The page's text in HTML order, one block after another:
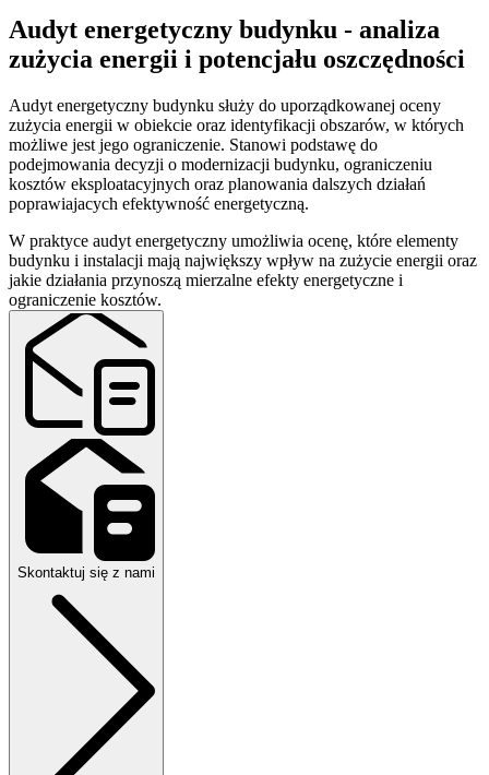
Audyt energetyczny budynku - analiza
zużycia energii i potencjału oszczędności
Audyt energetyczny budynku służy do uporządkowanej oceny
zużycia energii w obiekcie oraz identyfikacji obszarów, w których
możliwe jest jego ograniczenie. Stanowi podstawę do
podejmowania decyzji o modernizacji budynku, ograniczeniu
kosztów eksploatacyjnych oraz planowania dalszych działań
poprawiajacych efektywność energetyczną.
W praktyce audyt energetyczny umożliwia ocenę, które elementy
budynku i instalacji mają największy wpływ na zużycie energii oraz
jakie działania przynoszą mierzalne efekty energetyczne i
ograniczenie kosztów.
Skontaktuj się z nami